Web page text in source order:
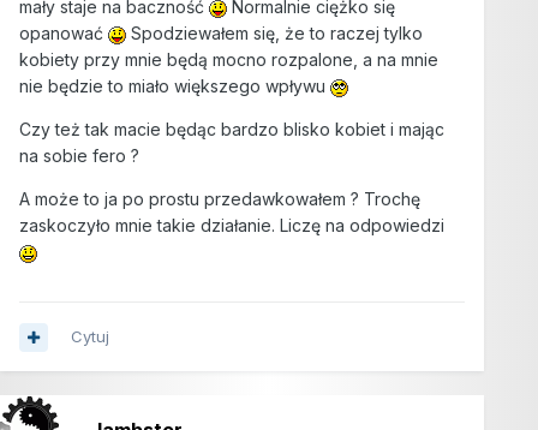
mały staje na baczność
Normalnie ciężko się
opanować
Spodziewałem się, że to raczej tylko
kobiety przy mnie będą mocno rozpalone, a na mnie
nie będzie to miało większego wpływu
Czy też tak macie będąc bardzo blisko kobiet i mając
na sobie fero ?
A może to ja po prostu przedawkowałem ? Trochę
zaskoczyło mnie takie działanie. Liczę na odpowiedzi
Cytuj